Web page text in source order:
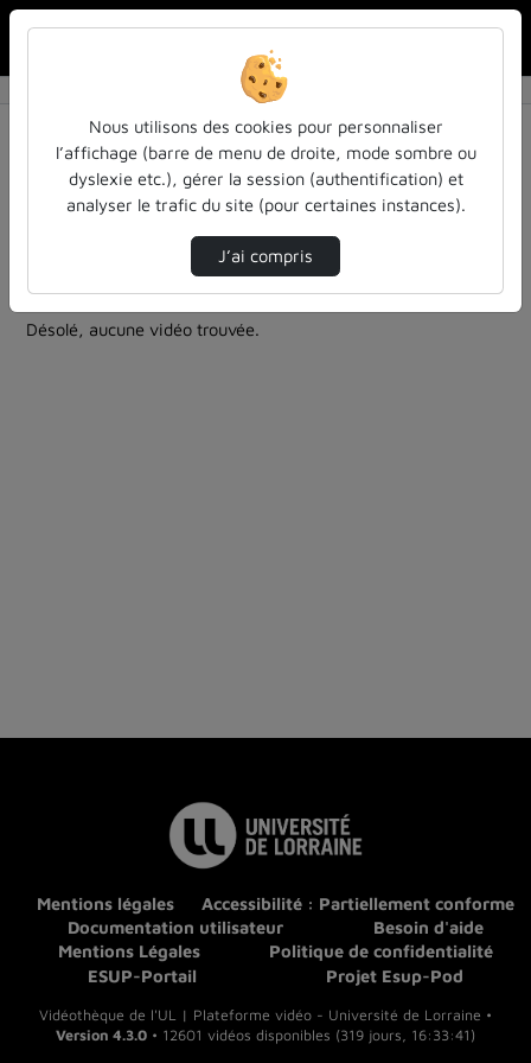
Résultats de la recherche
Filtres actifs (cliquer pour en retirer) :
Allemand
entendu-des-confs-a-ecouter
1 vidéo trouvée
Désolé, aucune vidéo trouvée.
Mentions légales
Accessibilité : Partiellement conforme
Documentation utilisateur
Besoin d'aide
Mentions Légales
Politique de confidentialité
ESUP-Portail
Projet Esup-Pod
Vidéothèque de l'UL | Plateforme vidéo - Université de Lorraine •
Version 4.3.0 • 12601 vidéos disponibles (319 jours, 16:33:41)
Nous utilisons des cookies pour personnaliser
l’affichage (barre de menu de droite, mode sombre ou
dyslexie etc.), gérer la session (authentification) et
analyser le trafic du site (pour certaines instances).
J’ai compris